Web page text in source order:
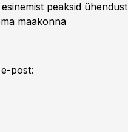
peaksid ühendust
maakonna
post: